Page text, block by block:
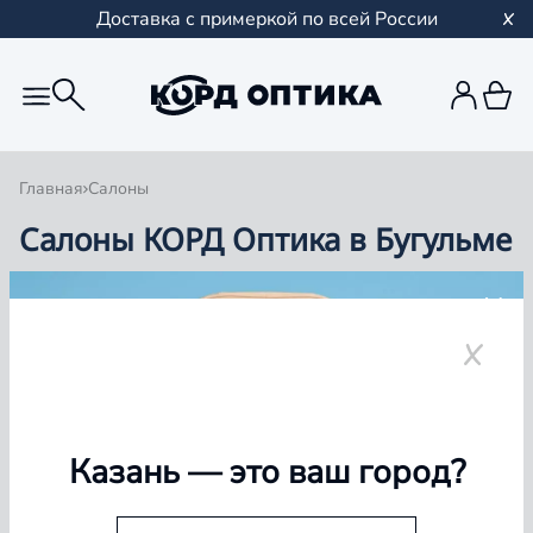
Доставка с примеркой по всей России
Главная Салоны
Салоны КОРД Оптика в Бугульме
Группа компаний «Корд Оптика» - это более 100
Казань— это ваш город?